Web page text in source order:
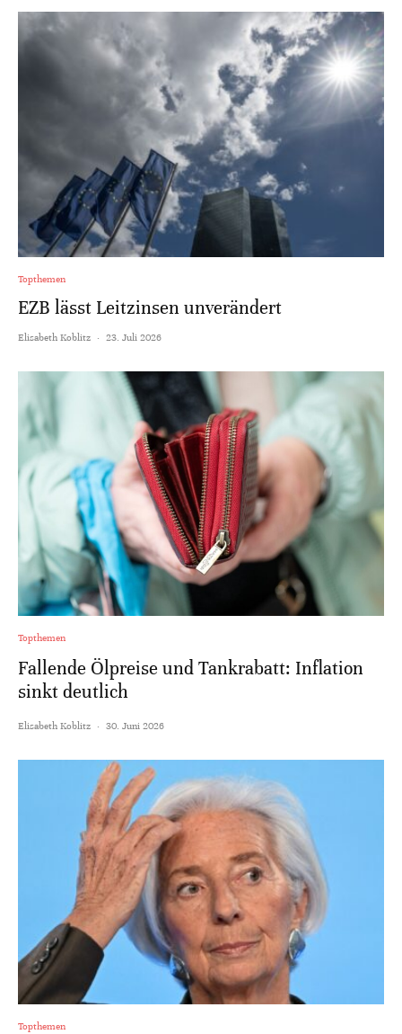
Topthemen
EZB lässt Leitzinsen unverändert
Elisabeth Koblitz · 23. Juli 2026
Topthemen
Fallende Ölpreise und Tankrabatt: Inflation
sinkt deutlich
Elisabeth Koblitz · 30. Juni 2026
Topthemen